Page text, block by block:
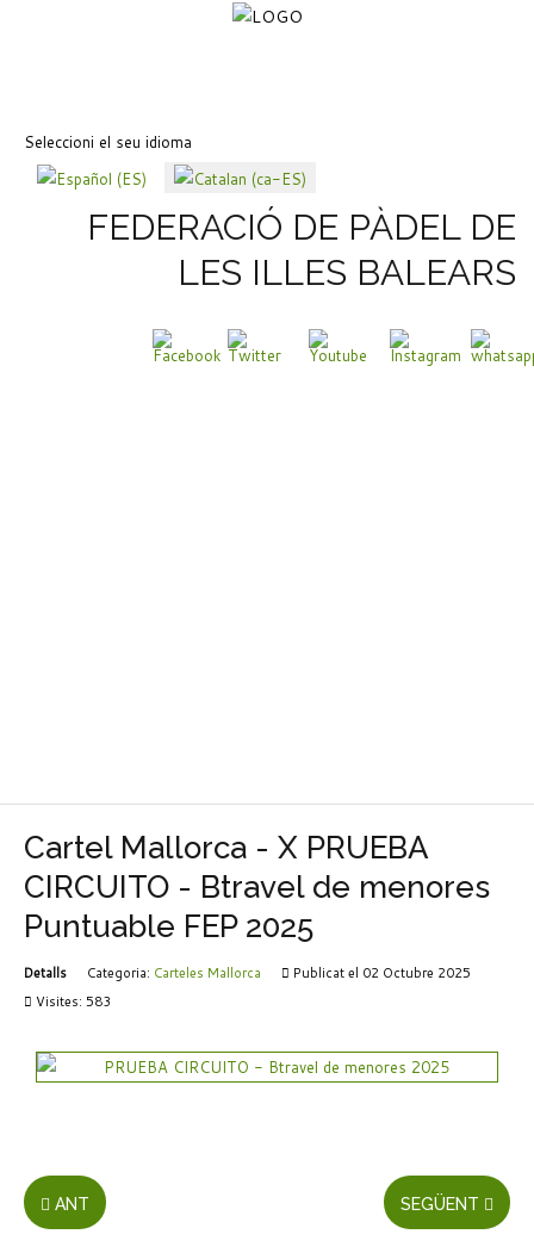
Seleccioni el seu idioma
FEDERACIÓ DE PÀDEL DE
LES ILLES BALEARS
Cartel Mallorca - X PRUEBA
CIRCUITO - Btravel de menores
Puntuable FEP 2025
Detalls Categoria: Carteles Mallorca
Publicat el 02 Octubre 2025
Visites: 583
ANT SEGÜENT